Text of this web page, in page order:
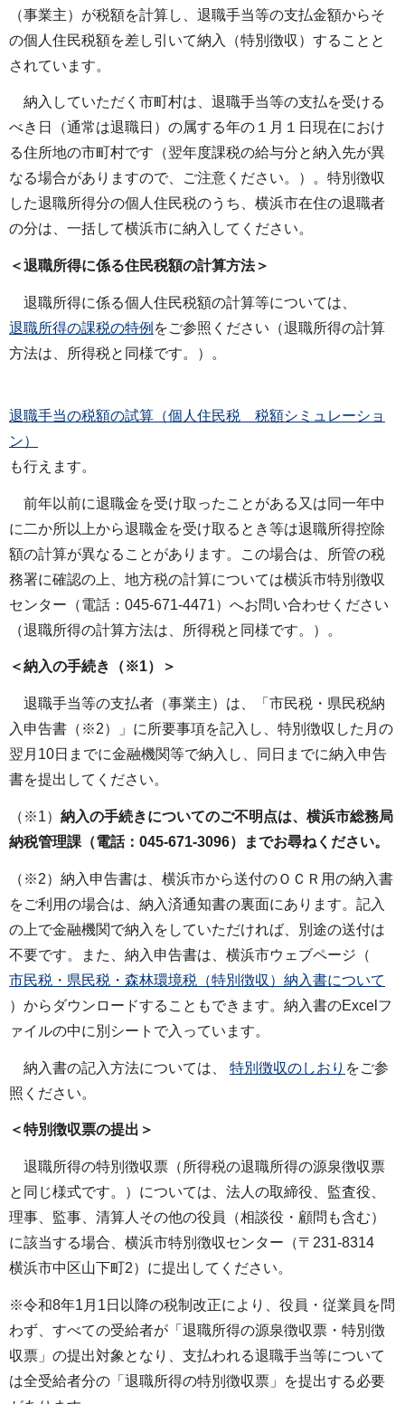
（事業主）が税額を計算し、退職手当等の支払金額からそ
の個人住民税額を差し引いて納入（特別徴収）することと
されています。
納入していただく市町村は、退職手当等の支払を受ける
べき日（通常は退職日）の属する年の１月１日現在におけ
る住所地の市町村です（翌年度課税の給与分と納入先が異
なる場合がありますので、ご注意ください。）。特別徴収
した退職所得分の個人住民税のうち、横浜市在住の退職者
の分は、一括して横浜市に納入してください。
＜退職所得に係る住民税額の計算方法＞
退職所得に係る個人住民税額の計算等については、
退職所得の課税の特例 をご参照ください（退職所得の計算
方法は、所得税と同様です。）。
退職手当の税額の試算（個人住民税 税額シミュレーショ
ン）
も行えます。
前年以前に退職金を受け取ったことがある又は同一年中
に二か所以上から退職金を受け取るとき等は退職所得控除
額の計算が異なることがあります。この場合は、所管の税
務署に確認の上、地方税の計算については横浜市特別徴収
センター（電話：045-671-4471）へお問い合わせください
（退職所得の計算方法は、所得税と同様です。）。
＜納入の手続き（※1）＞
退職手当等の支払者（事業主）は、「市民税・県民税納
入申告書（※2）」に所要事項を記入し、特別徴収した月の
翌月10日までに金融機関等で納入し、同日までに納入申告
書を提出してください。
（※1） 納入の手続きについてのご不明点は、横浜市総務局
納税管理課（電話：045-671-3096）までお尋ねください。
（※2）納入申告書は、横浜市から送付のＯＣＲ用の納入書
をご利用の場合は、納入済通知書の裏面にあります。記入
の上で金融機関で納入をしていただければ、別途の送付は
不要です。また、納入申告書は、横浜市ウェブページ（
市民税・県民税・森林環境税（特別徴収）納入書について
）からダウンロードすることもできます。納入書のExcelフ
ァイルの中に別シートで入っています。
納入書の記入方法については、 特別徴収のしおり をご参
照ください。
＜特別徴収票の提出＞
退職所得の特別徴収票（所得税の退職所得の源泉徴収票
と同じ様式です。）については、法人の取締役、監査役、
理事、監事、清算人その他の役員（相談役・顧問も含む）
に該当する場合、横浜市特別徴収センター（〒231-8314
横浜市中区山下町2）に提出してください。
※令和8年1月1日以降の税制改正により、役員・従業員を問
わず、すべての受給者が「退職所得の源泉徴収票・特別徴
収票」の提出対象となり、支払われる退職手当等について
は全受給者分の「退職所得の特別徴収票」を提出する必要